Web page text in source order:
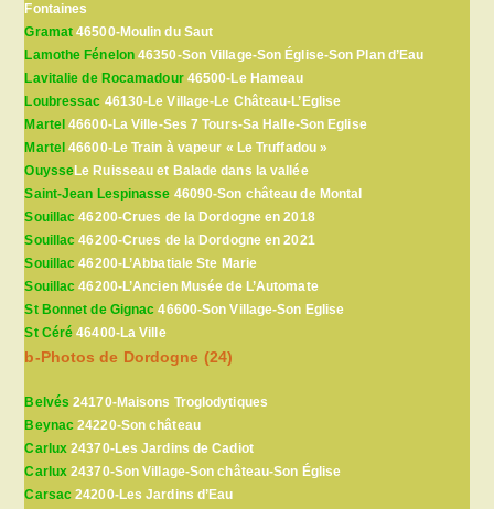
Fontaines
Gramat 46500-Moulin du Saut
Lamothe Fénelon46350-Son Village-Son Église-Son Plan d’Eau
Lavitalie de Rocamadour46500-Le Hameau
Loubressac 46130-Le Village-Le Château-L’Eglise
Martel 46600-La Ville-Ses 7 Tours-Sa Halle-Son Eglise
Martel 46600-Le Train à vapeur « Le Truffadou »
OuysseLe Ruisseau et Balade dans la vallée
Saint-Jean Lespinasse 46090-Son château de Montal
Souillac 46200-Crues de la Dordogne en 2018
Souillac 46200-Crues de la Dordogne en 2021
Souillac 46200-L’Abbatiale Ste Marie
Souillac 46200-L’Ancien Musée de L’Automate
St Bonnet de Gignac 46600-Son Village-Son Eglise
St Céré 46400-La Ville
b-Photos de Dordogne (24)
Belvés 24170-Maisons Troglodytiques
Beynac 24220-Son château
Carlux 24370-Les Jardins de Cadiot
Carlux 24370-Son Village-Son château-Son Église
Carsac 24200-Les Jardins d’Eau